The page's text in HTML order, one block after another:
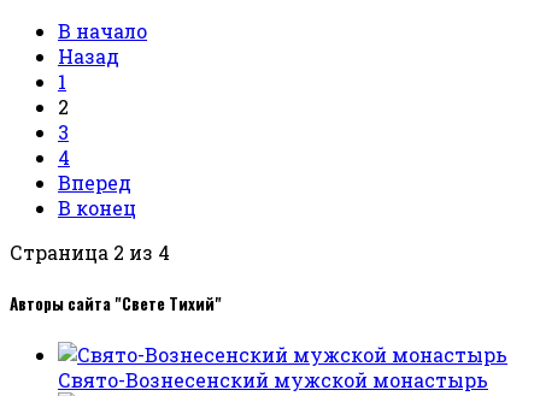
В начало
Назад
1
2
3
4
Вперед
В конец
Страница 2 из 4
Авторы сайта "Свете Тихий"
Свято-Вознесенский мужской монастырь